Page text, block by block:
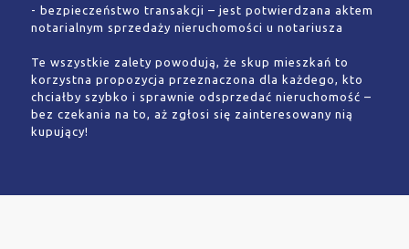
- bezpieczeństwo transakcji – jest potwierdzana aktem
notarialnym sprzedaży nieruchomości u notariusza
Te wszystkie zalety powodują, że skup mieszkań to
korzystna propozycja przeznaczona dla każdego, kto
chciałby szybko i sprawnie odsprzedać nieruchomość –
bez czekania na to, aż zgłosi się zainteresowany nią
kupujący!